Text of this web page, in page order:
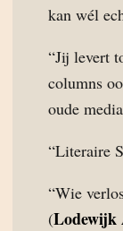
kan wél
“Jij levert
columns
oude
“Literaire
“Wie
(Lodewijk